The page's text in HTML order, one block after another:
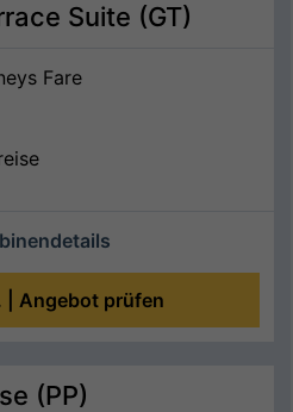
Suite (GT)
Fare
Angebot prüfen
(PP)